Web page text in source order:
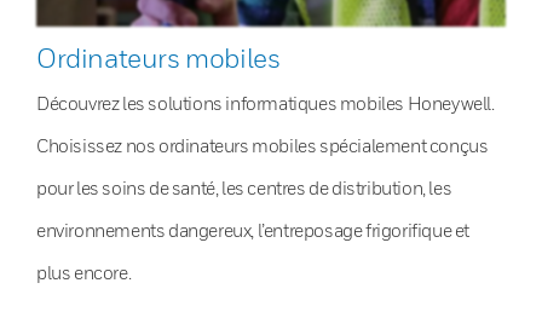
Ordinateurs mobiles
Découvrez les solutions informatiques mobiles Honeywell.
Choisissez nos ordinateurs mobiles spécialement conçus
pour les soins de santé, les centres de distribution, les
environnements dangereux, l’entreposage frigorifique et
plus encore.